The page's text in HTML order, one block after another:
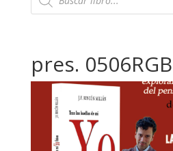
productos
pres. 0506RGB